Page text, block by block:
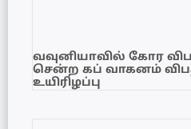
வவுனியாவில் கோர
சென்ற கப் வாகனம்
உயிரிழப்பு